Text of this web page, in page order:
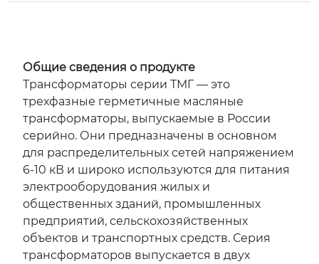
Общие сведения о продукте
Трансформаторы серии ТМГ — это
трехфазные герметичные масляные
трансформаторы, выпускаемые в России
серийно. Они предназначены в основном
для распределительных сетей напряжением
6-10 кВ и широко используются для питания
электрооборудования жилых и
общественных зданий, промышленных
предприятий, сельскохозяйственных
объектов и транспортных средств. Серия
трансформаторов выпускается в двух